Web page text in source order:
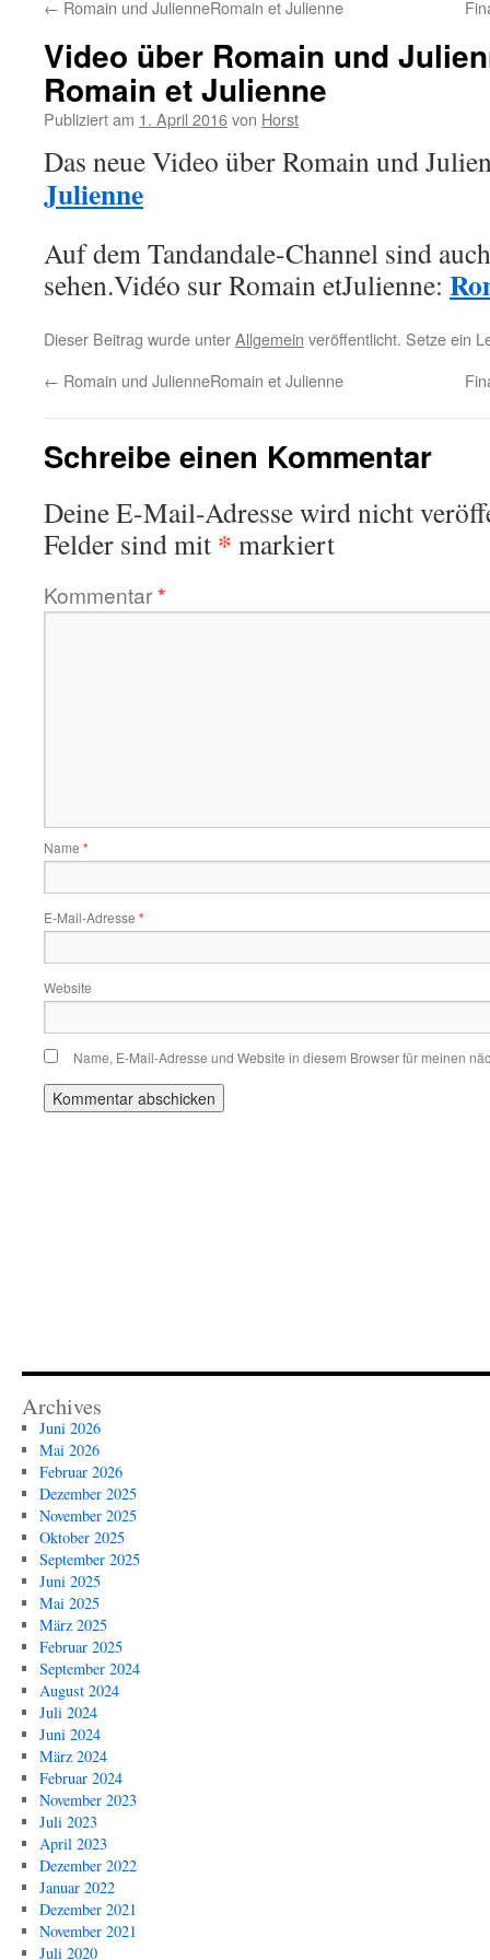
← Romain und JulienneRomain et Julienne
Video über Romain und
Romain et Julienne
Publiziert am 1. April 2016von Horst
Das neue Video über Romain und
Julienne
Auf dem Tandandale-Channel sind
sehen.Vidéo sur Romain etJulienne:
Dieser Beitrag wurde unterAllgemein veröffentlicht. Setze ein
← Romain und JulienneRomain et Julienne
Schreibe einen Kommentar
Deine E-Mail-Adresse wird nicht
Felder sind mit * markiert
Kommentar*
Name *
E-Mail-Adresse *
Website
Name, E-Mail-Adresse und Website in diesem Browser für meinen
Archives
Juni 2026
Mai 2026
Februar 2026
Dezember 2025
November 2025
Oktober 2025
September 2025
Juni 2025
Mai 2025
März 2025
Februar 2025
September 2024
August 2024
Juli 2024
Juni 2024
März 2024
Februar 2024
November 2023
Juli 2023
April 2023
Dezember 2022
Januar 2022
Dezember 2021
November 2021
Juli 2020